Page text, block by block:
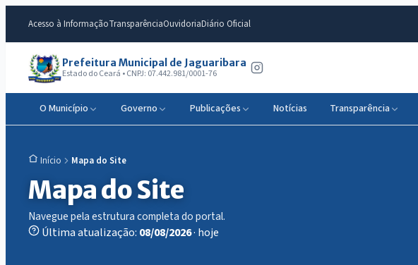
Acesso à InformaçãoTransparênciaOuvidoriaDiário Oficial
Prefeitura Municipal de Jaguaribara
Estado do Ceará • CNPJ: 07.442.981/0001-76
O Município Governo Publicações Notícias Transparência
Início Mapa do Site
Mapa do Site
Navegue pela estrutura completa do portal.
Última atualização: 08/08/2026· hoje